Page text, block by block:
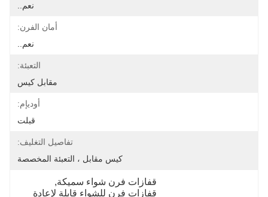
نعم..
أمان الفرن:
نعم..
التعبئة:
مقابل كيس
أوديإم:
قبلت
تفاصيل التغليف:
كيس مقابل ، التعبئة المخصصة
قفازات فرن شواء سميكة,
قفازات فرن للشواء قابلة لإعادة